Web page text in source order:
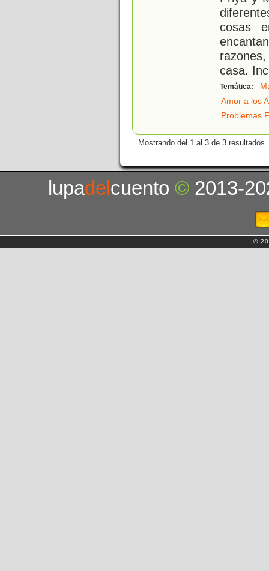
cosas
casa.
Temática:
Amor a los
Problemas
Mostrando del 1 al 3 de 3 resultados.
lupadelcuento© 2013-
©